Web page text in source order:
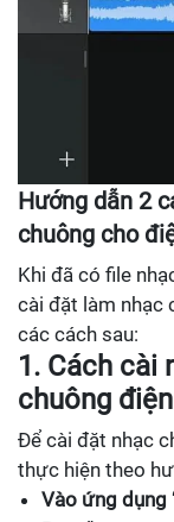
Hướng dẫn 2
chuông cho
Khi đã có file
cài đặt làm nhạc
các cách sau:
1. Cách cài
chuông
Để cài đặt nhạc
thực hiện theo
Vào ứng dụng